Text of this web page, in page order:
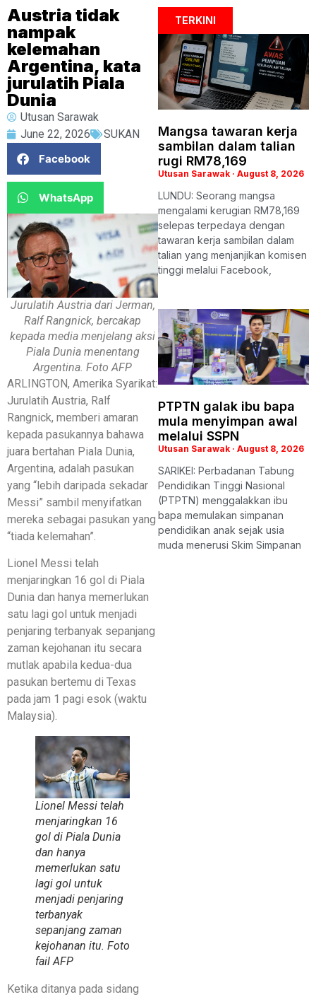
Austria tidak
nampak
kelemahan
Argentina, kata
jurulatih Piala
Dunia
Utusan Sarawak
June 22, 2026
SUKAN
Facebook
WhatsApp
Jurulatih Austria dari Jerman,
Ralf Rangnick, bercakap
kepada media menjelang aksi
Piala Dunia menentang
Argentina. Foto AFP
ARLINGTON, Amerika Syarikat:
Jurulatih Austria, Ralf
Rangnick, memberi amaran
kepada pasukannya bahawa
juara bertahan Piala Dunia,
Argentina, adalah pasukan
yang “lebih daripada sekadar
Messi” sambil menyifatkan
mereka sebagai pasukan yang
“tiada kelemahan”.
Lionel Messi telah
menjaringkan 16 gol di Piala
Dunia dan hanya memerlukan
satu lagi gol untuk menjadi
penjaring terbanyak sepanjang
zaman kejohanan itu secara
mutlak apabila kedua-dua
pasukan bertemu di Texas
pada jam 1 pagi esok (waktu
Malaysia).
Lionel Messi telah
menjaringkan 16
gol di Piala Dunia
dan hanya
memerlukan satu
lagi gol untuk
menjadi penjaring
terbanyak
sepanjang zaman
kejohanan itu. Foto
fail AFP
Ketika ditanya pada sidang
TERKINI
Mangsa tawaran kerja
sambilan dalam talian
rugi RM78,169
Utusan Sarawak August 8, 2026
LUNDU: Seorang mangsa
mengalami kerugian RM78,169
selepas terpedaya dengan
tawaran kerja sambilan dalam
talian yang menjanjikan komisen
tinggi melalui Facebook,
PTPTN galak ibu bapa
mula menyimpan awal
melalui SSPN
Utusan Sarawak August 8, 2026
SARIKEI: Perbadanan Tabung
Pendidikan Tinggi Nasional
(PTPTN) menggalakkan ibu
bapa memulakan simpanan
pendidikan anak sejak usia
muda menerusi Skim Simpanan